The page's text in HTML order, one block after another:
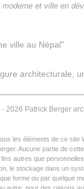
moderne et ville en
ville au Népal"
architecturale,
2026 Patrick Berger
les éléments de ce site
Aucune partie de
autres que
le stockage dans un
forme ou par quelque